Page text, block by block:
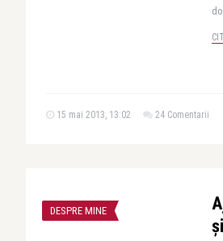
15 mai 2013, 13:02 24 Comentarii
DESPRE MINE